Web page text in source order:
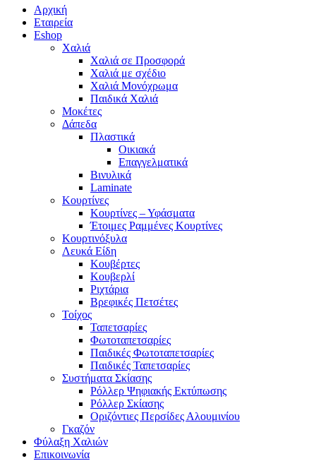
Αρχική
Εταιρεία
Eshop
Χαλιά
Χαλιά σε Προσφορά
Χαλιά με σχέδιο
Χαλιά Μονόχρωμα
Παιδικά Χαλιά
Μοκέτες
Δάπεδα
Πλαστικά
Οικιακά
Επαγγελματικά
Βινυλικά
Laminate
Κουρτίνες
Κουρτίνες – Υφάσματα
Έτοιμες Ραμμένες Κουρτίνες
Κουρτινόξυλα
Λευκά Είδη
Κουβέρτες
Κουβερλί
Ριχτάρια
Βρεφικές Πετσέτες
Τοίχος
Ταπετσαρίες
Φωτοταπετσαρίες
Παιδικές Φωτοταπετσαρίες
Παιδικές Ταπετσαρίες
Συστήματα Σκίασης
Ρόλλερ Ψηφιακής Εκτύπωσης
Ρόλλερ Σκίασης
Οριζόντιες Περσίδες Αλουμινίου
Γκαζόν
Φύλαξη Χαλιών
Επικοινωνία